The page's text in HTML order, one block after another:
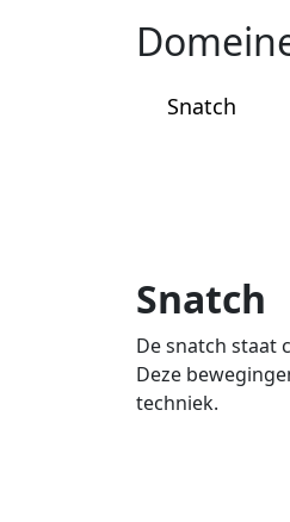
Snatch
Snatch
De snatch staat
Deze
techniek.